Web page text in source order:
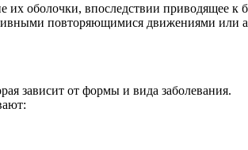
оболочки, впоследствии приводящее к
повторяющимися движениями или
зависит от формы и вида заболевания.